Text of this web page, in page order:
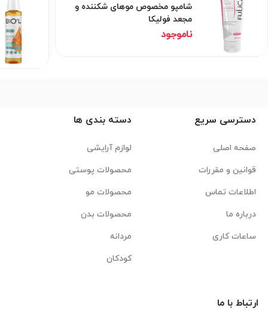
شامپو مخصوص موهای شکننده و
مجعد فولیکا
ناموجود
دسترسی سریع
صفحه اصلی
قوانین و مقررات
اطلاعات تماس
درباره ما
ساعات کاری
دسته بندی ها
لوازم آرایشی
محصولات پوستی
محصولات مو
محصولات بدن
مردانه
کودکان
ارتباط با ما